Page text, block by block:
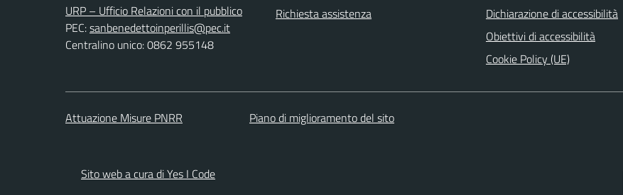
URP – Ufficio Relazioni con il pubblico
PEC:sanbenedettoinperillis@pec.it
Centralino unico: 0862 955148
Richiesta assistenza
Dichiarazione di accessibilità
Obiettivi di accessibilità
Cookie Policy (UE)
Attuazione Misure PNRR Piano di miglioramento del sito
Sito web a cura di Yes I Code